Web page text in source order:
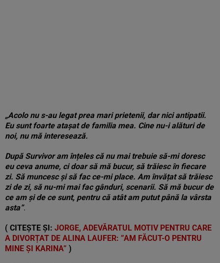
„Acolo nu s-au legat prea mari prietenii, dar nici antipatii.
Eu sunt foarte atașat de familia mea. Cine nu-i alături de
noi, nu mă interesează.
După Survivor am înțeles că nu mai trebuie să-mi doresc
eu ceva anume, ci doar să mă bucur, să trăiesc în fiecare
zi. Să muncesc și să fac ce-mi place. Am învățat să trăiesc
zi de zi, să nu-mi mai fac gânduri, scenarii. Să mă bucur de
ce am și de ce sunt, pentru că atât am putut până la vârsta
asta”.
( CITEȘTE ȘI: JORGE, ADEVĂRATUL MOTIV PENTRU CARE
A DIVORȚAT DE ALINA LAUFER: ”AM FĂCUT-O PENTRU
MINE ȘI KARINA” )